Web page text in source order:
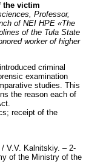
the victim
Professor,
of NEI HPE «The
of the Tula State
worker of higher
criminal
examination
studies. This
the reason each of
receipt of the
V.V. Kalnitskiy. – 2-
of the Ministry of the